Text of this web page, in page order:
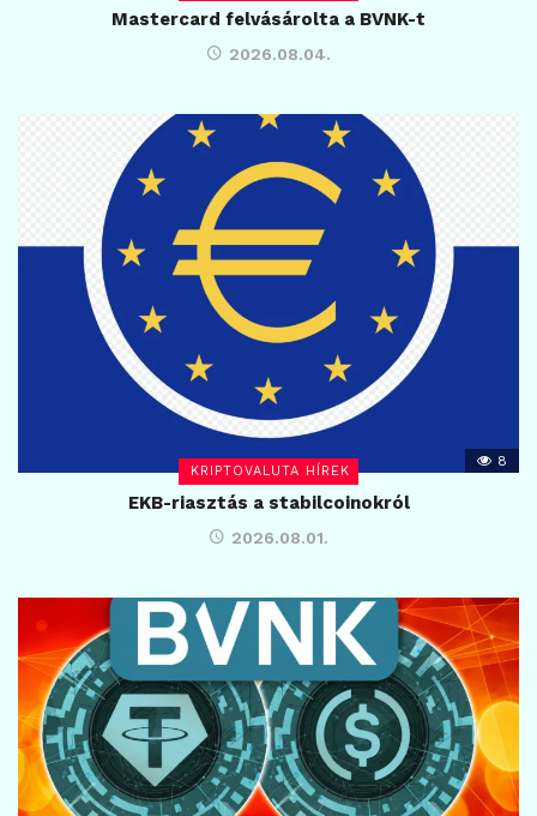
Mastercard felvásárolta a BVNK-t
2026.08.04.
KRIPTOVALUTA HÍREK
8
EKB-riasztás a stabilcoinokról
2026.08.01.